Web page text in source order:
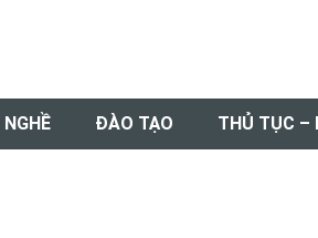
NHÓM NGHỀ ĐÀO TẠO